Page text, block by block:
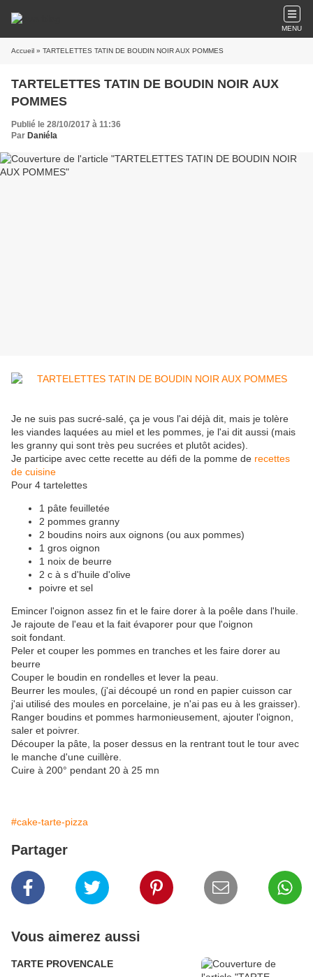
MENU
Accueil » TARTELETTES TATIN DE BOUDIN NOIR AUX POMMES
TARTELETTES TATIN DE BOUDIN NOIR AUX
POMMES
Publié le 28/10/2017 à 11:36
Par Daniéla
Je ne suis pas sucré-salé, ça je vous l'ai déjà dit, mais je tolère
les viandes laquées au miel et les pommes, je l'ai dit aussi (mais
les granny qui sont très peu sucrées et plutôt acides).
Je participe avec cette recette au défi de la pomme de recettes
de cuisine
Pour 4 tartelettes
1 pâte feuilletée
2 pommes granny
2 boudins noirs aux oignons (ou aux pommes)
1 gros oignon
1 noix de beurre
2 c à s d'huile d'olive
poivre et sel
Emincer l'oignon assez fin et le faire dorer à la poêle dans l'huile.
Je rajoute de l'eau et la fait évaporer pour que l'oignon
soit fondant.
Peler et couper les pommes en tranches et les faire dorer au
beurre
Couper le boudin en rondelles et lever la peau.
Beurrer les moules, (j'ai découpé un rond en papier cuisson car
j'ai utilisé des moules en porcelaine, je n'ai pas eu à les graisser).
Ranger boudins et pommes harmonieusement, ajouter l'oignon,
saler et poivrer.
Découper la pâte, la poser dessus en la rentrant tout le tour avec
le manche d'une cuillère.
Cuire à 200° pendant 20 à 25 mn
#cake-tarte-pizza
Partager
Vous aimerez aussi
TARTE PROVENCALE